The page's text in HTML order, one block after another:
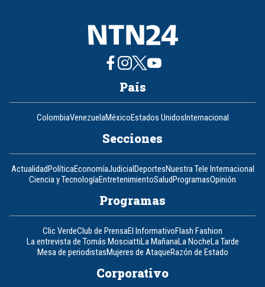
País
ColombiaVenezuelaMéxicoEstados UnidosInternacional
Secciones
ActualidadPolíticaEconomíaJudicialDeportesNuestra Tele Internacional
Ciencia y TecnologíaEntretenimientoSaludProgramasOpinión
Programas
Clic VerdeClub de PrensaEl InformativoFlash Fashion
La entrevista de Tomás MosciattiLa MañanaLa NocheLa Tarde
Mesa de periodistasMujeres de AtaqueRazón de Estado
Corporativo